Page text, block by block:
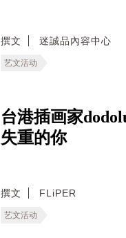
撰文 迷誠品內容中心
艺文活动
台港插画家
失重的你
撰文 FLiPER
艺文活动